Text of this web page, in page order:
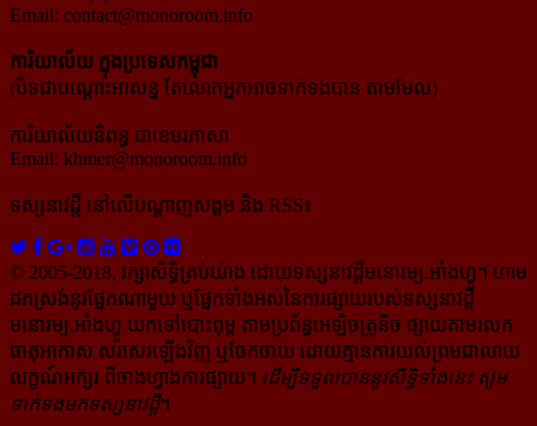
Email: contact@monoroom.info
ការិយាល័យ ក្នុង​ប្រទេស​កម្ពុជា
(បិទជាបណ្ដោះអាសន្ន តែលោកអ្នកអាចទាក់ទងបាន តាមមែល)
ការិយាល័យនិពន្ធ ជាខេមរភាសា
Email: khmer@monoroom.info
ទស្សនាវដ្ដី​ នៅលើបណ្ដាញសង្គម និង RSS៖
© 2005-2018, រក្សាសិទ្ធិគ្រប់យ៉ាង ដោយទស្សនាវដ្ដី​មនោរម្យ.អាំងហ្វូ។ ហាម​
ដក​ស្រង់​នូវ​ផ្នែក​ណា​មួយ​ ឬ​ផ្នែក​ទាំង​អស់​នៃ​ការ​ផ្សាយ​របស់​ទស្សនាវដ្ដី​​
មនោរម្យ.អាំងហ្វូ យក​ទៅ​​បោះពុម្ព តាម​ប្រព័ន្ធ​អេឡិច​ត្រូនិច ផ្សាយ​តាម​រលក​
ធាតុអាកាស សរសេរ​ឡើង​វិញ ឬ​ចែក​ចាយ​ ដោយ​គ្មាន​ការ​យល់ព្រមជា​លាយ​
លក្ខណ៍​អក្សរ​ ពី​ចាងហ្វាង​ការ​ផ្សាយ​។ ដើម្បី​ទទួល​បាននូវសិទ្ធិ​ទាំងនេះ សូម​
ទាក់​ទង​មក​ទស្សនាវដ្ដី។